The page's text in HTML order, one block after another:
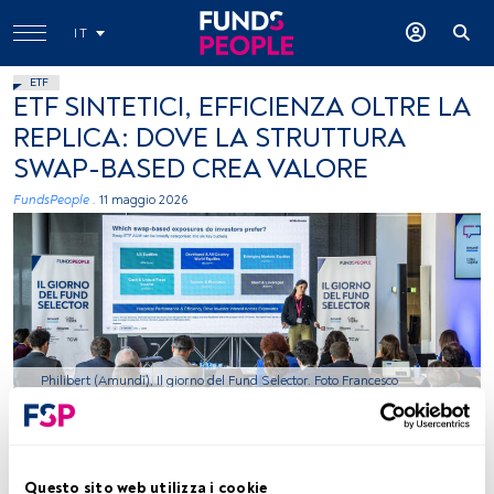
Questo sito web utilizza i cookie
IT
ETF
ETF SINTETICI, EFFICIENZA OLTRE LA
REPLICA: DOVE LA STRUTTURA
SWAP-BASED CREA VALORE
FundsPeople . 11 maggio 2026
Philibert (Amundi), Il giorno del Fund Selector. Foto Francesco
Tempo di lettura:5 min.